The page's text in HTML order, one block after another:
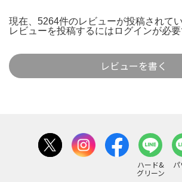
現在、5264件のレビューが投稿されてい
レビューを投稿するには ログインが必要
レビューを書く
ハード&
グリーン